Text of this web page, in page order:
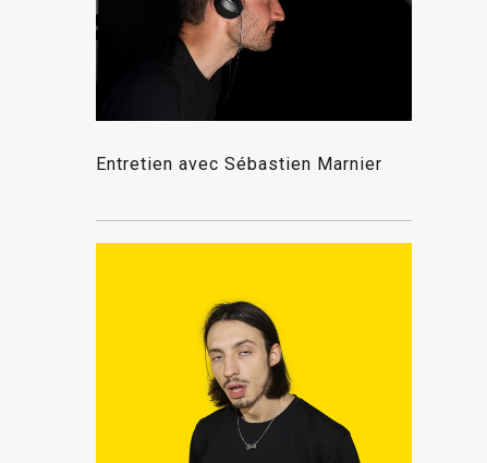
Entretien avec Sébastien Marnier